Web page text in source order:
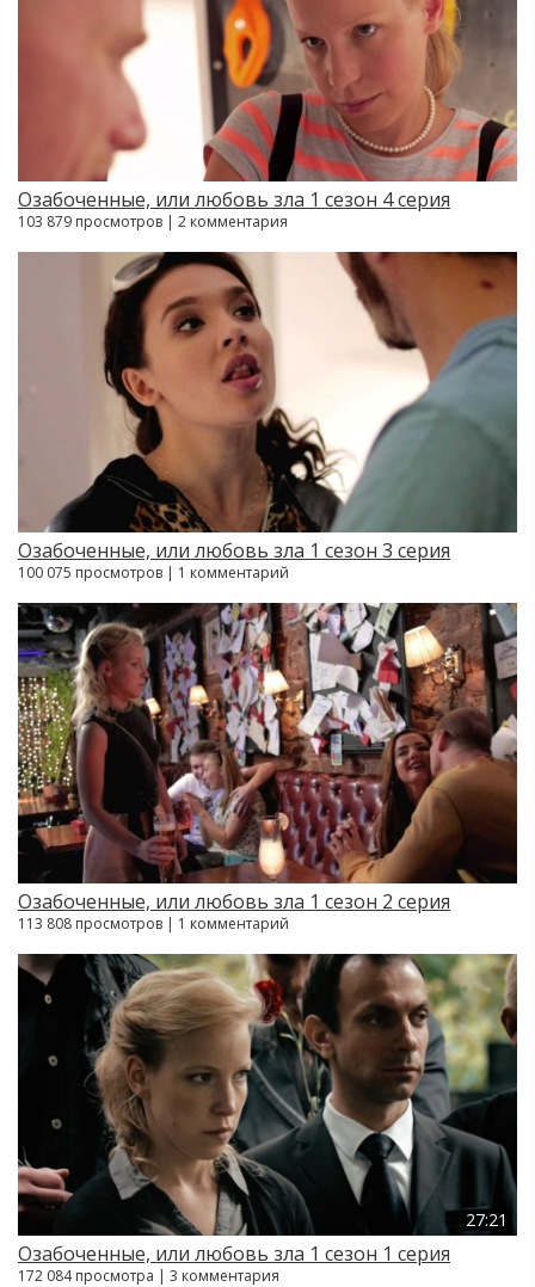
Озабоченные, или любовь зла 1 сезон 4 серия
103 879 просмотров | 2 комментария
Озабоченные, или любовь зла 1 сезон 3 серия
100 075 просмотров | 1 комментарий
Озабоченные, или любовь зла 1 сезон 2 серия
113 808 просмотров | 1 комментарий
27:21
Озабоченные, или любовь зла 1 сезон 1 серия
172 084 просмотра | 3 комментария